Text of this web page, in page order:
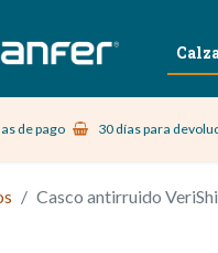
Vestuario Laboral
de pago 30 días para
Casco antirruido